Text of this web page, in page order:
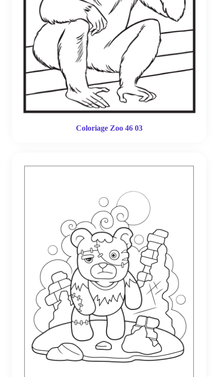
Coloriage Zoo 46 03